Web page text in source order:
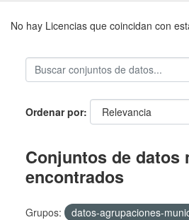
No hay Licencias que coincidan con
Ordenar por
Conjuntos de datos
encontrados
Grupos: datos-agrupaciones-